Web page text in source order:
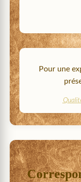
Pour une